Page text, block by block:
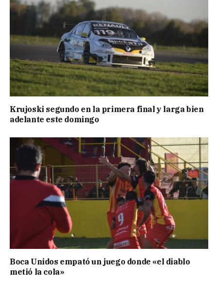
Krujoski segundo en la primera final y larga bien
adelante este domingo
Boca Unidos empató un juego donde «el diablo
metió la cola»